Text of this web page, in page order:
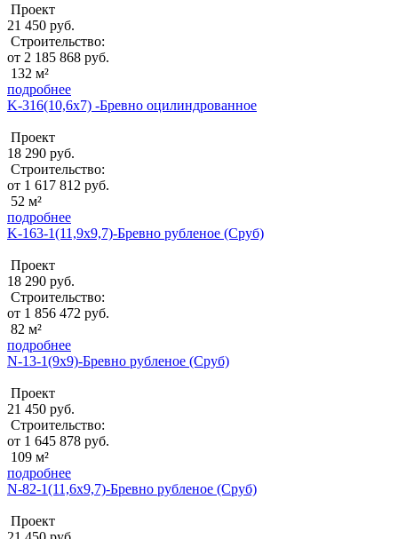
Проект
21 450 руб.
Строительство:
от 2 185 868 руб.
132 м²
подробнее
K-316(10,6x7) -Бревно оцилиндрованное
Проект
18 290 руб.
Строительство:
от 1 617 812 руб.
52 м²
подробнее
K-163-1(11,9х9,7)-Бревно рубленое (Сруб)
Проект
18 290 руб.
Строительство:
от 1 856 472 руб.
82 м²
подробнее
N-13-1(9х9)-Бревно рубленое (Сруб)
Проект
21 450 руб.
Строительство:
от 1 645 878 руб.
109 м²
подробнее
N-82-1(11,6х9,7)-Бревно рубленое (Сруб)
Проект